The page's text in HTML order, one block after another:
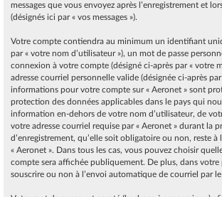
messages que vous envoyez après l’enregistrement et
(désignés ici par « vos messages »).
Votre compte contiendra au minimum un identifiant
par « votre nom d’utilisateur »), un mot de passe
connexion à votre compte (désigné ci-après par « votre
adresse courriel personnelle valide (désignée ci-après
informations pour votre compte sur « Aeronet » sont
protection des données applicables dans le pays qui
information en-dehors de votre nom d’utilisateur, de
votre adresse courriel requise par « Aeronet » durant la
d’enregistrement, qu’elle soit obligatoire ou non, reste à
« Aeronet ». Dans tous les cas, vous pouvez choisir
compte sera affichée publiquement. De plus, dans
souscrire ou non à l’envoi automatique de courriel par